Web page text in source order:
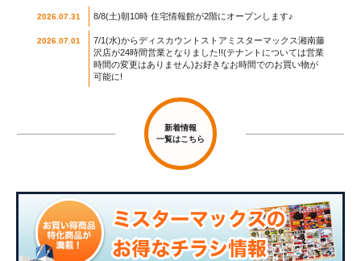
2026.07.31 8/8(土)朝10時 住宅情報館が2階にオープンします♪
2026.07.01
7/1(水)からディスカウントストアミスターマックス湘南藤
沢店が24時間営業となりました!!(テナントについては営業
時間の変更はありません)お好きなお時間でのお買い物が
可能に!
新着情報
一覧はこちら